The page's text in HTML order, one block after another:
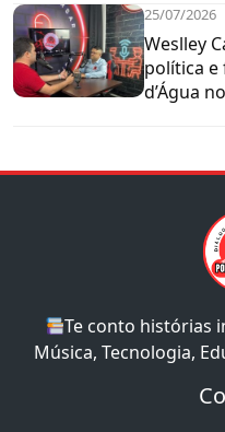
25/07/2026
Weslley
política
d’Água
Te conto histórias
Música, Tecnologia,